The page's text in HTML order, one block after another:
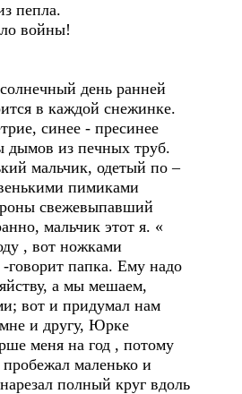
пепла.
войны!
день ранней
в каждой снежинке.
синее - пресинее
дымов из печных труб.
мальчик, одетый по –
пимиками
свежевыпавший
мальчик этот я. «
, вот ножками
-говорит папка. Ему надо
а мы мешаем,
вот и придумал нам
и другу, Юрке
меня на год , потому
маленько и
полный круг вдоль